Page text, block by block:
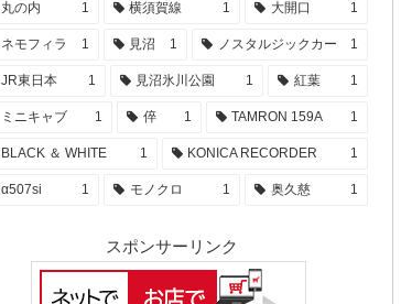
丸の内 1 横須賀線 1 大開口 1
ネモフィラ 1 見沼 1 ノスタルジックカー 1
JR東日本 1 見沼氷川公園 1 紅葉 1
ミニキャブ 1 倅 1 TAMRON 159A 1
BLACK ＆ WHITE 1 KONICA RECORDER 1
α507si 1 モノクロ 1 奥久慈 1
スポンサーリンク